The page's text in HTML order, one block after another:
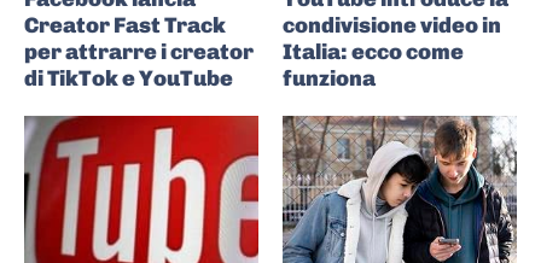
Creator Fast Track
per attrarre i creator
di TikTok e YouTube
condivisione video in
Italia: ecco come
funziona